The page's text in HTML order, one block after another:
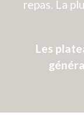
MODE
Découvrez